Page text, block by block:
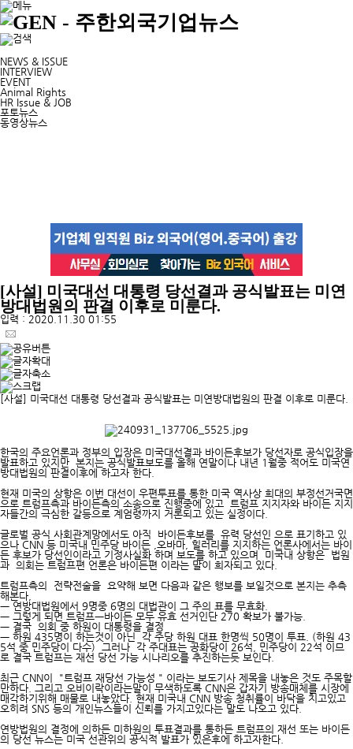
NEWS & ISSUE
INTERVIEW
EVENT
Animal Rights
HR Issue & JOB
포토뉴스
동영상뉴스
[사설] 미국대선 대통령 당선결과 공식발표는 미연
방대법원의 판결 이후로 미룬다.
입력 : 2020.11.30 01:55
[사설] 미국대선 대통령 당선결과 공식발표는 미연방대법원의 판결 이후로 미룬다.
한국의 주요언론과 정부의 입장은 미국대선결과 바이든후보가 당선자로 공식입장을
발표하고 있지만 본지는 공식발표보도를 올해 연말이나 내년 1월중 적어도 미국연
방대법원의 판결이후에 하고자 한다.
현재 미국의 상항은 이번 대선이 우편투표를 통한 미국 역사상 희대의 부정선거국면
으로 트럼프측과 바이든측의 소송으로 진행중에 있고 트럼프 지지자와 바이든 지지
자들간의 극심한 갈등으로 계엄령까지 거론되고 있는 실정이다.
글로벌 공식 사회관계망에서도 아직 바이든후보를 유력 당선인 으로 표기하고 있
으나 CNN 등 미국내 민주당 바이든 ,오바마, 힐러리를 지지하는 언론사에서는 바이
든 후보가 당선인이라고 기정사실화 하며 보도를 하고 있으며 미국내 상항은 법원
과 의회는 트럼프편 언론은 바이든편 이라는 말이 희자되고 있다.
트럼프측의 전략전술을 요약해 보면 다음과 같은 행보를 보일것으로 본지는 추측
해본다,
ㅡ 연방대법원에서 9명중 6명의 대법관이 그 주의 표를 무효화.
ㅡ 그렇게 되면 트럼프ㅡ바이든 모두 유효 선거인단 270 확보가 불가능.
ㅡ 결국 의회 중 하원이 대통령을 결정
ㅡ 하원 435명이 하는것이 아닌 각 주당 하원 대표 한명씩 50명이 투표. (하원 43
5석 중 민주당이 다수) 그러나 각 주대표는 공화당이 26석, 민주당이 22석 이므
로 결국 트럼프는 재선 당선 가능 시나리오를 추진하는듯 보인다.
최근 CNN이 "트럼프 재당선 가능성 " 이라는 보도기사 제목을 내놓은 것도 주목할
만하다. 그리고 오비이락이라는말이 무색하도록 CNN은 갑자기 방송매체를 시장에
매각하기위해 매물로 내놓았다. 현재 미국내 CNN 방송 청취률이 바닥을 치고있고
오히려 SNS 등의 개인뉴스들이 신뢰를 가지고있다는 말도 나오고 있다.
연방법원의 결정에 의하든 미하원의 투표결과를 통하든 트럼프의 재선 또는 바이든
의 당선 뉴스는 미국 선관위의 공식적 발표가 있은후에 하고자한다.